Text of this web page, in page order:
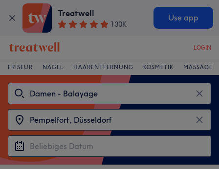
Treatwell
130K
Use app
LOGIN
FRISEUR NÄGEL HAARENTFERNUNG KOSMETIK MASSAGE